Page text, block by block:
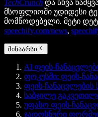
TechCrunch და სხვა
მსოფლიოში უდიდესი
მომწოდებელი. მეტი
speechify.com/news,
შინაარსი
AI ფეის-
ფოკუსში: ფეის-
ფეის-
საბჯილე
უფასო ფეის-
ჯადოსნური